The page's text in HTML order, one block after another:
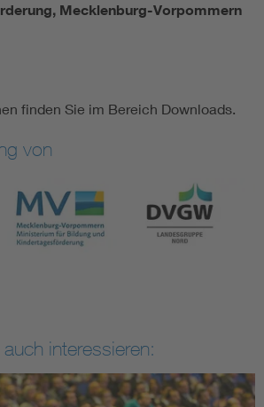
Mecklenburg-Vorpommern
finden Sie im Bereich Downloads.
von
interessieren: